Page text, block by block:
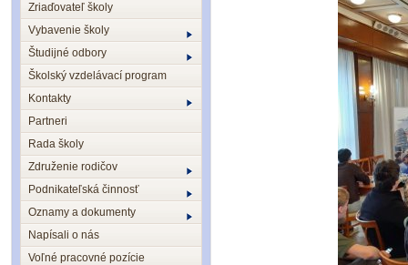
Zriaďovateľ školy
Vybavenie školy
Študijné odbory
Školský vzdelávací program
Kontakty
Partneri
Rada školy
Združenie rodičov
Podnikateľská činnosť
Oznamy a dokumenty
Napísali o nás
Voľné pracovné pozície